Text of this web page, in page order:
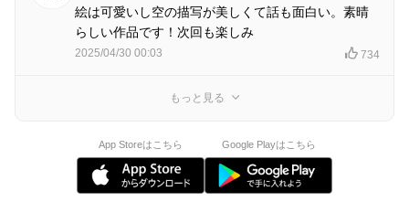
絵は可愛いし空の描写が美しくて話も面白い。素晴
らしい作品です！次回も楽しみ
2025/04/30 00:03 734
もっと見る
App Storeはこちら Google Playはこちら